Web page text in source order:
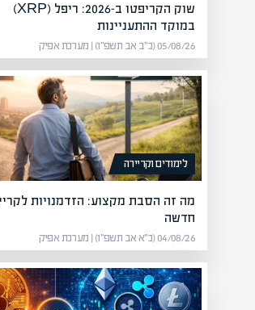
שוק הקריפטו ב-2026: ריפל (XRP)
במוקד ההתעניינות
05/08/26 (כ״ב אב תשפ״ו) | מערכת אפיק
לימודים וקריירה
מה זה הסבת מקצוע: הזדמנויות
חדשה
04/08/26 (כ״א אב תשפ״ו) | מערכת אפיק